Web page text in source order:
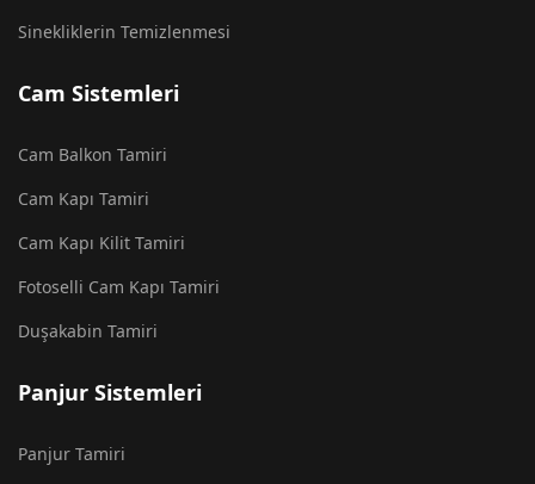
Sinekliklerin Temizlenmesi
Cam Sistemleri
Cam Balkon Tamiri
Cam Kapı Tamiri
Cam Kapı Kilit Tamiri
Fotoselli Cam Kapı Tamiri
Duşakabin Tamiri
Panjur Sistemleri
Panjur Tamiri